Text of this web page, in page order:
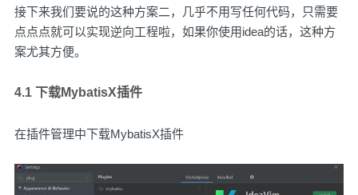
接下来我们要说的这种方案二，几乎不用写任何代码，只需要
点点点就可以实现逆向工程啦，如果你使用idea的话，这种方
案尤其方便。
4.1 下载MybatisX插件
在插件管理中下载MybatisX插件